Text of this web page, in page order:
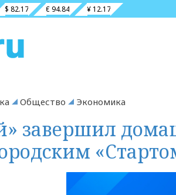
$ 82.17 € 94.84 ¥ 12.17
Общество Экономика
завершил